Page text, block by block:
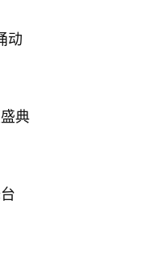
动
典